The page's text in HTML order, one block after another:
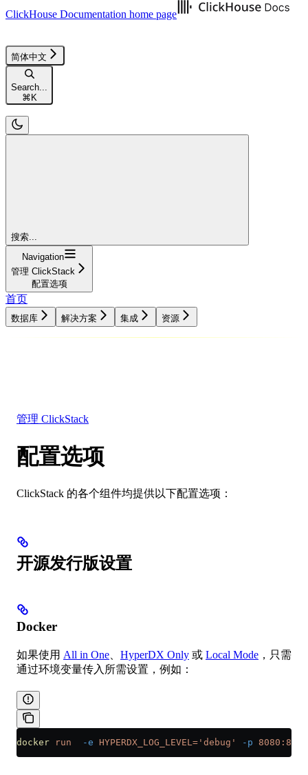
ClickHouse Documentation home page
简体中文
Search...
⌘ K
搜索...
Navigation
管理 ClickStack
配置选项
首页
数据库 解决方案 集成 资源
管理 ClickStack
配置选项
ClickStack 的各个组件均提供以下配置选项：
开源发行版设置
Docker
如果使用 All in One HyperDX Only 或 Local Mode ，只需
通过环境变量传入所需设置，例如：
docker run
  -e
HYPERDX_LOG_LEVEL='debug' -p 8080:8080